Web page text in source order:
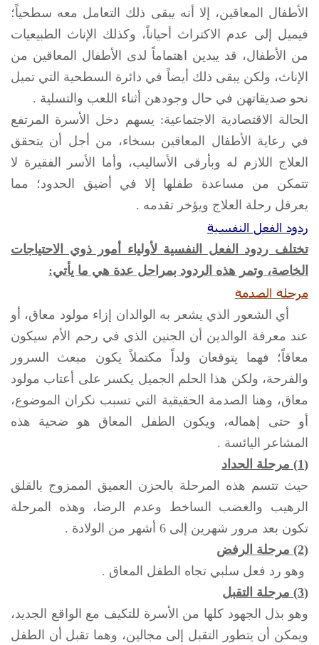
الأطفال المعاقين، إلا أنه يبقى ذلك التعامل معه سطحياً؛
فيميل إلى عدم الاكتراث أحياناً، وكذلك الإناث الطبيعيات
من الأطفال، قد يبدين اهتماماً لدى الأطفال المعاقين من
الإناث، ولكن يبقى ذلك أيضاً في دائرة السطحية التي تميل
نحو صديقاتهن في حال وجودهن أثناء اللعب والتسلية .
الحالة الاقتصادية الاجتماعية: يسهم دخل الأسرة المرتفع
في رعاية الأطفال المعاقين بسخاء، من أجل أن يتحقق
العلاج اللازم له وبأرقى الأساليب، وأما الأسر الفقيرة لا
تتمكن من مساعدة طفلها إلا في أضيق الحدود؛ مما
يعرقل رحلة العلاج ويؤخر تقدمه .
ردود الفعل النفسية
تختلف ردود الفعل النفسية لأولياء أمور ذوي الاحتياجات
الخاصة، وتمر هذه الردود بمراحل عدة هي ما يأتي:
مرحلة الصدمة
أي الشعور الذي يشعر به الوالدان إزاء مولود معاق، أو
عند معرفة الوالدين أن الجنين الذي في رحم الأم سيكون
معاقاً؛ فهما يتوقعان ولداً مكتملاً يكون مبعث السرور
والفرحة، ولكن هذا الحلم الجميل يكسر على أعتاب مولود
معاق، وهنا الصدمة الحقيقية التي تسبب نكران الموضوع،
أو حتى إهماله، ويكون الطفل المعاق هو ضحية هذه
المشاعر اليائسة .
(1) مرحلة الحداد
حيث تتسم هذه المرحلة بالحزن العميق الممزوج بالقلق
الرهيب والغضب الساخط وعدم الرضا، وهذه المرحلة
تكون بعد مرور شهرين إلى 6 أشهر من الولادة .
(2) مرحلة الرفض
وهو رد فعل سلبي تجاه الطفل المعاق .
(3) مرحلة التقبل
وهو بذل الجهود كلها من الأسرة للتكيف مع الواقع الجديد،
ويمكن أن يتطور التقبل إلى مجالين، وهما تقبل أن الطفل